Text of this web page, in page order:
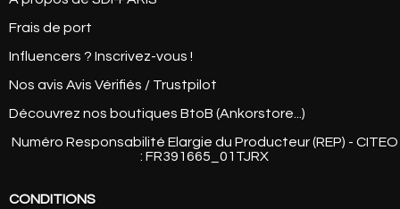
Frais de port
Influencers ? Inscrivez-vous !
Nos avis Avis Vérifiés / Trustpilot
Découvrez nos boutiques BtoB (Ankorstore...)
Numéro Responsabilité Elargie du Producteur (REP) - CITEO
: FR391665_01TJRX
CONDITIONS